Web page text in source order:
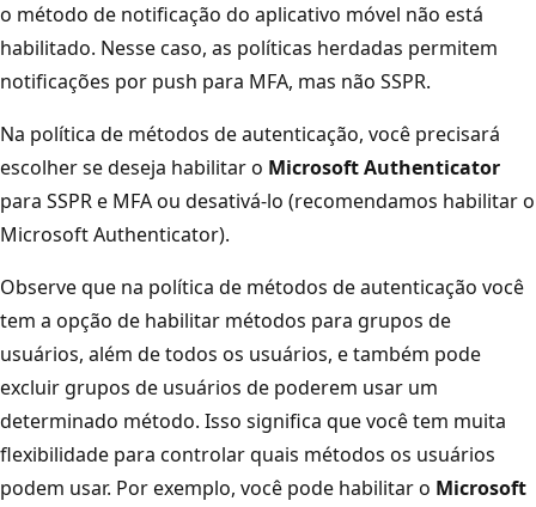
o método de notificação do aplicativo móvel não está
habilitado. Nesse caso, as políticas herdadas permitem
notificações por push para MFA, mas não SSPR.
Na política de métodos de autenticação, você precisará
escolher se deseja habilitar o Microsoft Authenticator
para SSPR e MFA ou desativá-lo (recomendamos habilitar o
Microsoft Authenticator).
Observe que na política de métodos de autenticação você
tem a opção de habilitar métodos para grupos de
usuários, além de todos os usuários, e também pode
excluir grupos de usuários de poderem usar um
determinado método. Isso significa que você tem muita
flexibilidade para controlar quais métodos os usuários
podem usar. Por exemplo, você pode habilitar o Microsoft